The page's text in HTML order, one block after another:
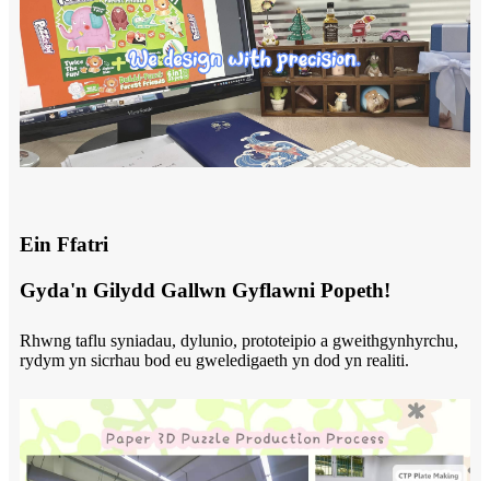
Ein Ffatri
Gyda'n Gilydd Gallwn Gyflawni Popeth!
Rhwng taflu syniadau, dylunio, prototeipio a gweithgynhyrchu,
rydym yn sicrhau bod eu gweledigaeth yn dod yn realiti.